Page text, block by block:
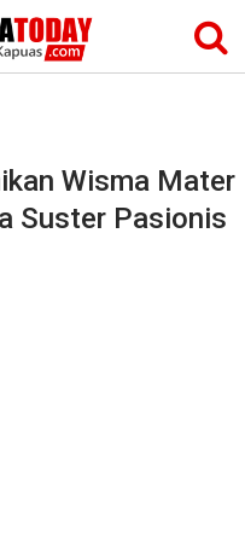
Wisma Mater
Suster Pasionis